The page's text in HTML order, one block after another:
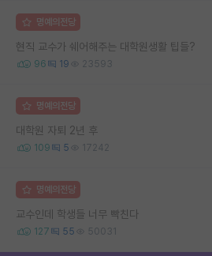
명예의전당
현직 교수가 쉐어해주는 대학원생활 팁들?
96 19 23593
명예의전당
대학원 자퇴 2년 후
109 5 17242
명예의전당
교수인데 학생들 너무 빡친다
127 55 50031